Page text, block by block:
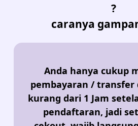
?
caranya
Anda hanya cukup
pembayaran / transfer
kurang dari 1 Jam
pendaftaran, jadi